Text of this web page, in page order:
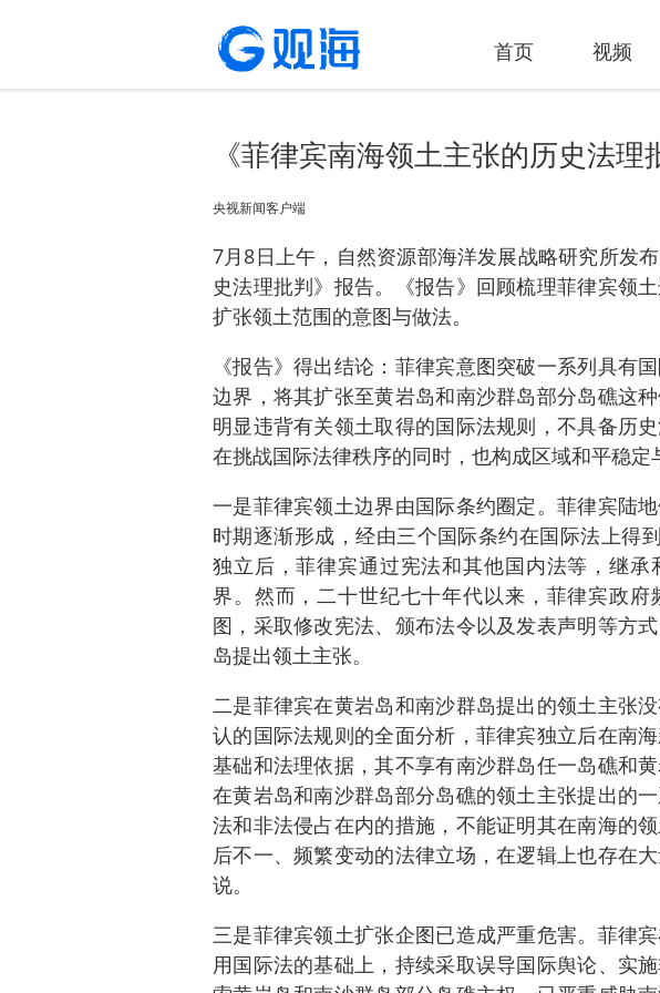
首页 视频
《菲律宾南海领土主张的历史法
央视新闻客户端
7月8日上午，自然资源部海洋发展战略研究所发
史法理批判》报告。《报告》回顾梳理菲律宾领
扩张领土范围的意图与做法。
《报告》得出结论：菲律宾意图突破一系列具有
边界，将其扩张至黄岩岛和南沙群岛部分岛礁这
明显违背有关领土取得的国际法规则，不具备历
在挑战国际法律秩序的同时，也构成区域和平稳定
一是菲律宾领土边界由国际条约圈定。菲律宾陆
时期逐渐形成，经由三个国际条约在国际法上得
独立后，菲律宾通过宪法和其他国内法等，继承
界。然而，二十世纪七十年代以来，菲律宾政
图，采取修改宪法、颁布法令以及发表声明等方
岛提出领土主张。
二是菲律宾在黄岩岛和南沙群岛提出的领土主张
认的国际法规则的全面分析，菲律宾独立后在南
基础和法理依据，其不享有南沙群岛任一岛礁和
在黄岩岛和南沙群岛部分岛礁的领土主张提出的
法和非法侵占在内的措施，不能证明其在南海的
后不一、频繁变动的法律立场，在逻辑上也存在
说。
三是菲律宾领土扩张企图已造成严重危害。菲律
用国际法的基础上，持续采取误导国际舆论、实